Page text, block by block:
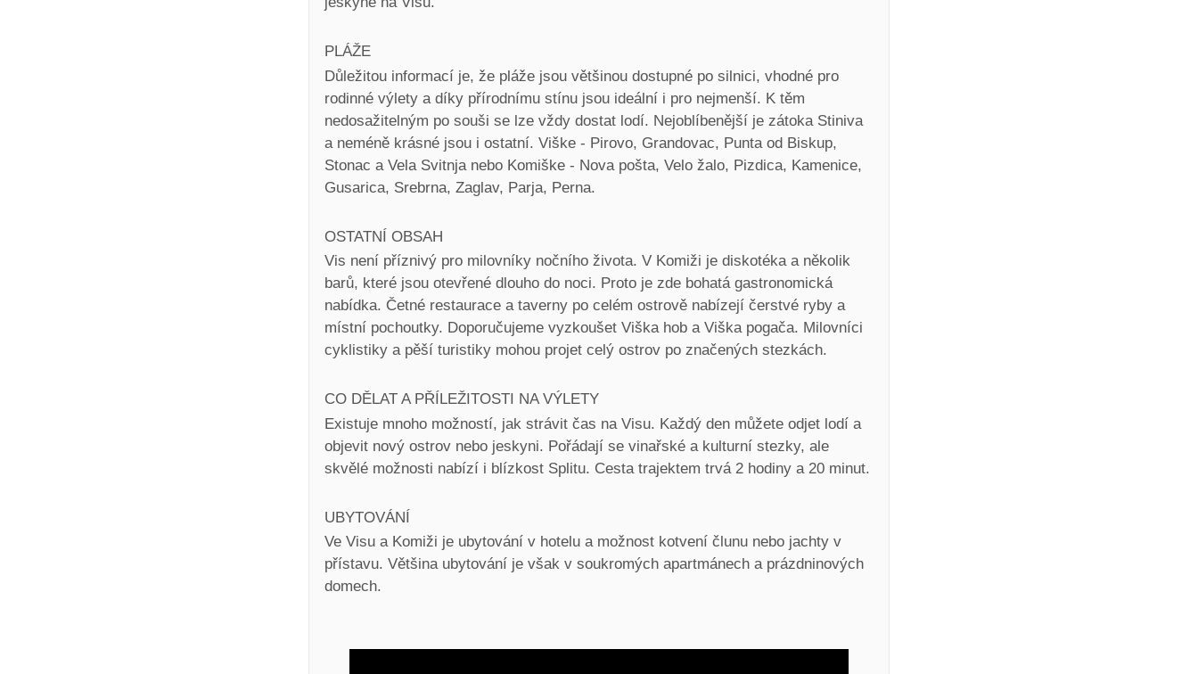
PLÁŽE
Důležitou informací je, že pláže jsou většinou dostupné po silnici, vhodné pro
rodinné výlety a díky přírodnímu stínu jsou ideální i pro nejmenší. K těm
nedosažitelným po souši se lze vždy dostat lodí. Nejoblíbenější je zátoka Stiniva
a neméně krásné jsou i ostatní. Viške - Pirovo, Grandovac, Punta od Biskup,
Stonac a Vela Svitnja nebo Komiške - Nova pošta, Velo žalo, Pizdica, Kamenice,
Gusarica, Srebrna, Zaglav, Parja, Perna.
OSTATNÍ OBSAH
Vis není příznivý pro milovníky nočního života. V Komiži je diskotéka a několik
barů, které jsou otevřené dlouho do noci. Proto je zde bohatá gastronomická
nabídka. Četné restaurace a taverny po celém ostrově nabízejí čerstvé ryby a
místní pochoutky. Doporučujeme vyzkoušet Viška hob a Viška pogača. Milovníci
cyklistiky a pěší turistiky mohou projet celý ostrov po značených stezkách.
CO DĚLAT A PŘÍLEŽITOSTI NA VÝLETY
Existuje mnoho možností, jak strávit čas na Visu. Každý den můžete odjet lodí a
objevit nový ostrov nebo jeskyni. Pořádají se vinařské a kulturní stezky, ale
skvělé možnosti nabízí i blízkost Splitu. Cesta trajektem trvá 2 hodiny a 20 minut.
UBYTOVÁNÍ
Ve Visu a Komiži je ubytování v hotelu a možnost kotvení člunu nebo jachty v
přístavu. Většina ubytování je však v soukromých apartmánech a prázdninových
domech.